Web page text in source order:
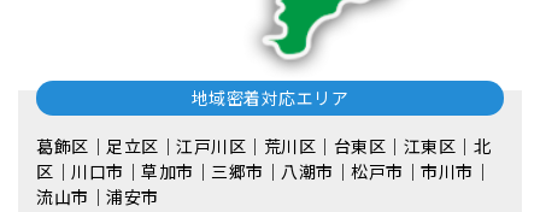
地域密着対応エリア
葛飾区｜足立区｜江戸川区｜荒川区｜台東区｜江東区｜北
区｜川口市｜草加市｜三郷市｜八潮市｜松⼾市｜市川市｜
流⼭市｜浦安市